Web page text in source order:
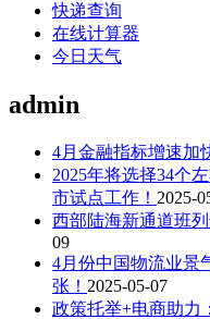
快递查询
在线计算器
今日天气
admin
4月金融指标增速加
2025年将选择34个
市试点工作！ 2025-
西部陆海新通道班列
09
4月份中国物流业景
张！ 2025-05-07
政策托举+电商助力